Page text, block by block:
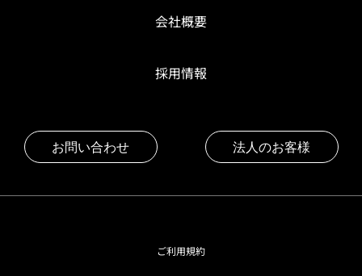
会社概要
採用情報
お問い合わせ 法人のお客様
ご利用規約